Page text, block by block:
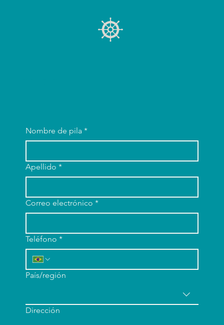
Nombre de pila *
Apellido *
Correo electrónico *
Teléfono *
Dirección de varias líneas
País/región
Dirección